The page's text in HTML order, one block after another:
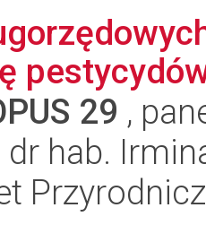
29 ,
hab.